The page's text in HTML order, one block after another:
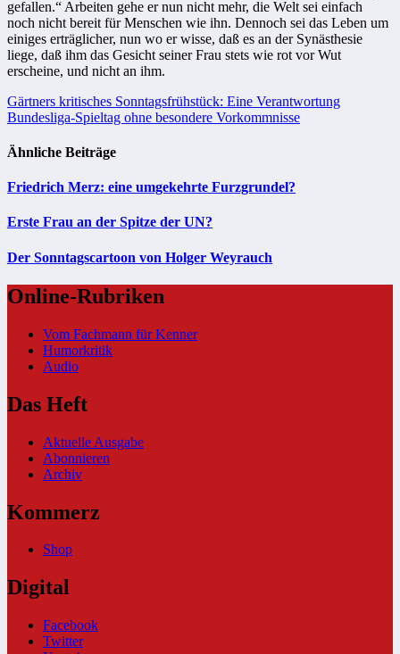
gefallen.“ Arbeiten gehe er nun nicht mehr, die Welt sei einfach
noch nicht bereit für Menschen wie ihn. Dennoch sei das Leben um
einiges erträglicher, nun wo er wisse, daß es an der Synästhesie
liege, daß ihm das Gesicht seiner Frau stets wie rot vor Wut
erscheine, und nicht an ihm.
Beitragsnavigation
Gärtners kritisches Sonntagsfrühstück: Eine Verantwortung
Bundesliga-Spieltag ohne besondere Vorkommnisse
Ähnliche Beiträge
Friedrich Merz: eine umgekehrte Furzgrundel?
Erste Frau an der Spitze der UN?
Der Sonntagscartoon von Holger Weyrauch
Online-Rubriken
Vom Fachmann für Kenner
Humorkritik
Audio
Das Heft
Aktuelle Ausgabe
Abonnieren
Archiv
Kommerz
Shop
Digital
Facebook
Twitter